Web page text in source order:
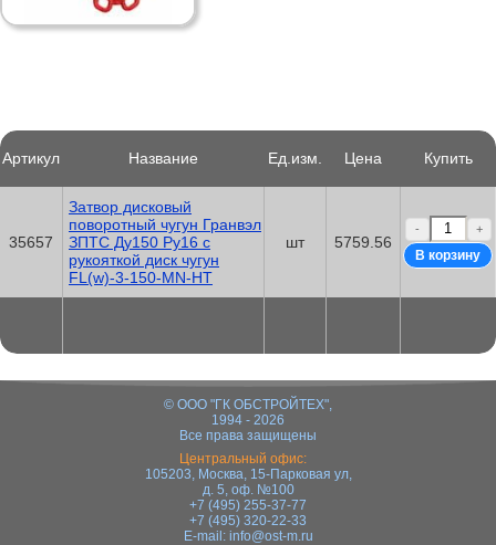
Артикул Название Ед.изм. Цена Купить
35657
Затвор дисковый
поворотный чугун Гранвэл
ЗПТС Ду150 Ру16 с
рукояткой диск чугун
FL(w)-3-150-MN-HT
шт 5759.56
- +
© ООО "ГК ОБСТРОЙТЕХ",
1994 - 2026
Все права защищены
Центральный офис:
105203, Москва, 15-Парковая ул,
д. 5, оф. №100
+7 (495) 255-37-77
+7 (495) 320-22-33
E-mail: info@ost-m.ru